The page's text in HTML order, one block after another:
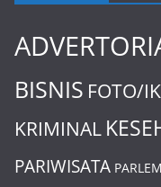
BISNIS FOTO/
KRIMINAL
PARIWISATA